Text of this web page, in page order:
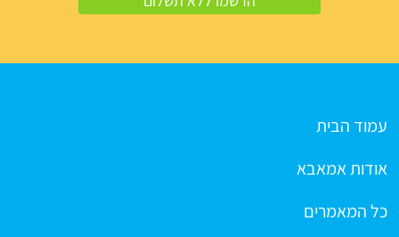
עמוד הבית
אודות אמאבא
כל המאמרים